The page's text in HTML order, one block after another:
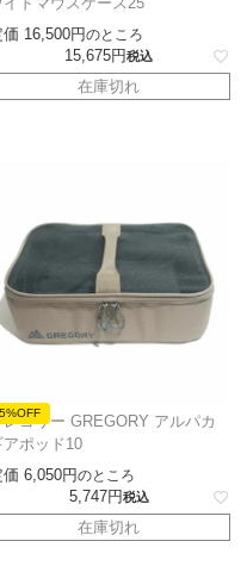
価 16,500 のところ
15,675 税込
在庫切れ
5%OFF
レゴリー GREGORY アルパカ
アポッド10
価 6,050 のところ
5,747 税込
在庫切れ